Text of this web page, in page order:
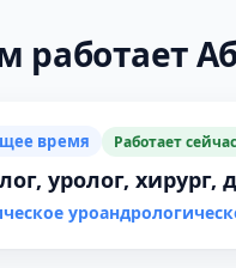
работает
время Работает сейчас
уролог, хирург,